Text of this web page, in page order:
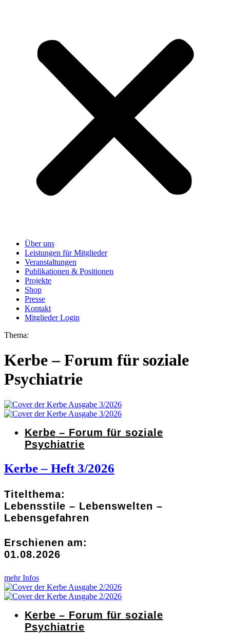
Über uns
Leistungen für Mitglieder
Veranstaltungen
Publikationen & Positionen
Projekte
Shop
Presse
Kontakt
Mitglieder Login
Thema:
Kerbe – Forum für soziale
Psychiatrie
Kerbe – Forum für soziale
Psychiatrie
Kerbe – Heft 3/2026
Titelthema:
Lebensstile – Lebenswelten –
Lebensgefahren
Erschienen am:
01.08.2026
mehr Infos
Kerbe – Forum für soziale
Psychiatrie